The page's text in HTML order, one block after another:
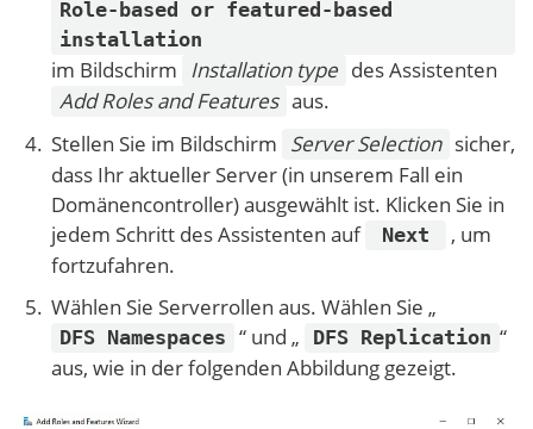
Role-based or featured-based
installation
im Bildschirm Installation type des Assistenten
Add Roles and Features aus.
Stellen Sie im Bildschirm Server Selection sicher,
dass Ihr aktueller Server (in unserem Fall ein
Domänencontroller) ausgewählt ist. Klicken Sie in
jedem Schritt des Assistenten auf
Next
, um
fortzufahren.
Wählen Sie Serverrollen aus. Wählen Sie „
DFS Namespaces “ und „ DFS Replication “
aus, wie in der folgenden Abbildung gezeigt.